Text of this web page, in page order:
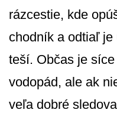
rázcestie, kde
chodník a odtiaľ
teší. Občas je
vodopád, ale ak
veľa dobré